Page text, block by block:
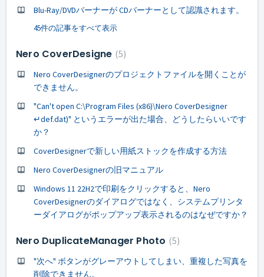
Blu-Ray/DVDバーナーが CDバーナーとして認識されます。
45件の記事をすべて表示
Nero CoverDesigne 5
Nero CoverDesignerのプロジェクトファイルを開くことが
できません。
"Can't open C:\Program Files (x86)\Nero CoverDesigner
↵def.dat)" というエラーが出た場合、どうしたらいいです
か？
CoverDesignerで新しい用紙ストックを作成する方法
Nero CoverDesignerの旧マニュアル
Windows 11 22H2で印刷をクリックすると、Nero
CoverDesignerのダイアログではなく、システムプリンタ
ーダイアログがポップアップ表示されるのはなぜですか？
Nero DuplicateManager Photo 5
"次へ" ボタンがグレーアウトしてしまい、重複した写真を
削除できません。